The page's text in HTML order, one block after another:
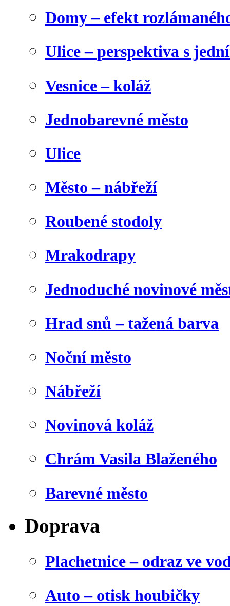
Domy – efekt
Ulice – perspektiva s
Vesnice – koláž
Jednobarevné město
Ulice
Město – nábřeží
Roubené stodoly
Mrakodrapy
Jednoduché novinové
Hrad snů – tažená barva
Noční město
Nábřeží
Novinová koláž
Chrám Vasila Blaženého
Barevné město
Doprava
Plachetnice – odraz ve
Auto – otisk houbičky